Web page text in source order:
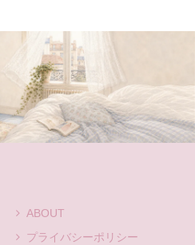
ABOUT
プライバシーポリシー